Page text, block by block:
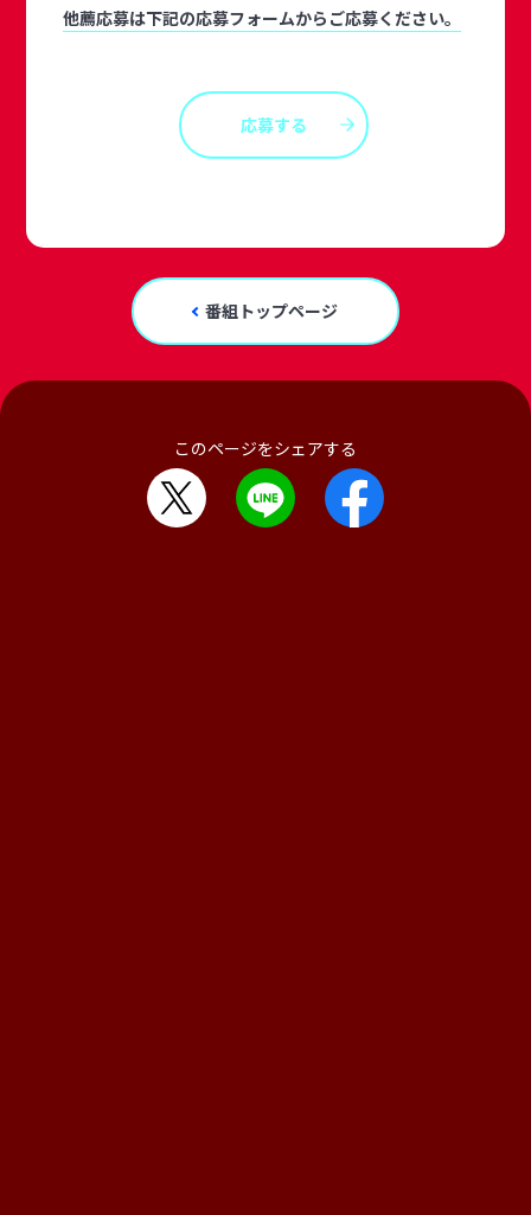
他薦応募は下記の応募フォームからご応募ください。
応募する
番組トップページ
このページをシェアする